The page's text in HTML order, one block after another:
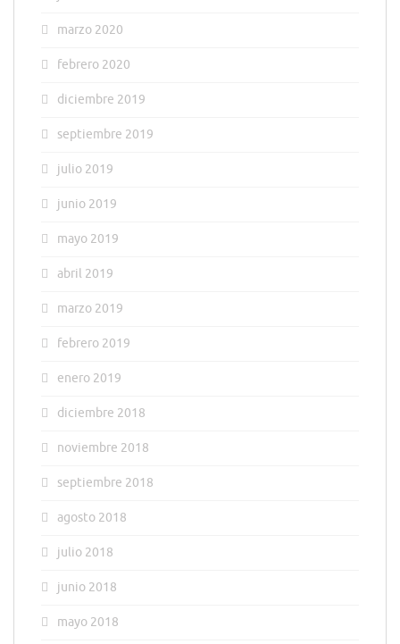
marzo 2020
febrero 2020
diciembre 2019
septiembre 2019
julio 2019
junio 2019
mayo 2019
abril 2019
marzo 2019
febrero 2019
enero 2019
diciembre 2018
noviembre 2018
septiembre 2018
agosto 2018
julio 2018
junio 2018
mayo 2018